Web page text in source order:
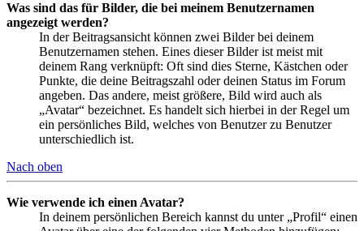
Was sind das für Bilder, die bei meinem Benutzernamen
angezeigt werden?
In der Beitragsansicht können zwei Bilder bei deinem
Benutzernamen stehen. Eines dieser Bilder ist meist mit
deinem Rang verknüpft: Oft sind dies Sterne, Kästchen oder
Punkte, die deine Beitragszahl oder deinen Status im Forum
angeben. Das andere, meist größere, Bild wird auch als
„Avatar“ bezeichnet. Es handelt sich hierbei in der Regel um
ein persönliches Bild, welches von Benutzer zu Benutzer
unterschiedlich ist.
Nach oben
Wie verwende ich einen Avatar?
In deinem persönlichen Bereich kannst du unter „Profil“ einen